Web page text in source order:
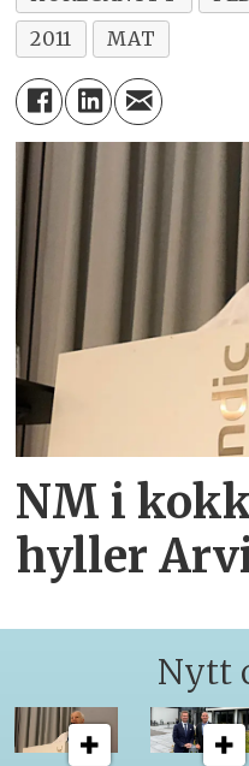
2011
MAT
NM i
hyller
Nytt